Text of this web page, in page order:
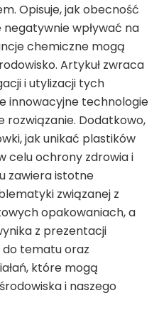
Opisuje, jak obecność
wpływać na
chemiczne mogą
Artykuł zwraca
i utylizacji tych
innowacyjne technologie
rozwiązanie. Dodatkowo,
jak unikać plastików
celu ochrony zdrowia i
zawiera istotne
związanej z
opakowaniach, a
z prezentacji
tematu oraz
które mogą
i naszego